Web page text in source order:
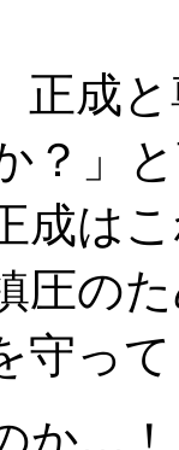
成
？」
成は
圧の
守っ